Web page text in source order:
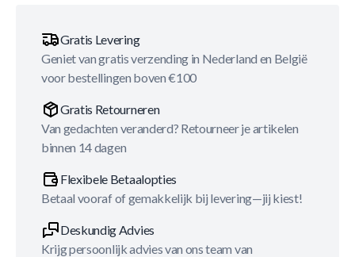
Gratis Levering
Geniet van gratis verzending in Nederland en België
voor bestellingen boven €100
Gratis Retourneren
Van gedachten veranderd? Retourneer je artikelen
binnen 14 dagen
Flexibele Betaalopties
Betaal vooraf of gemakkelijk bij levering—jij kiest!
Deskundig Advies
Krijg persoonlijk advies van ons team van